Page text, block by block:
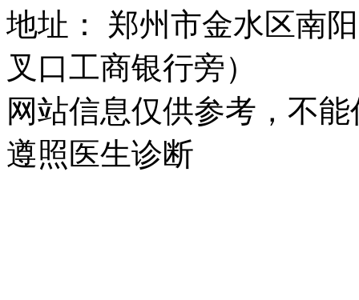
地址： 郑州市金水区南
叉口工商银行旁）
网站信息仅供参考，不
遵照医生诊断